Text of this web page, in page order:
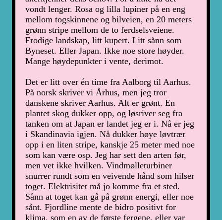
vondt lenger. Rosa og lilla lupiner på en eng
mellom togskinnene og bilveien, en 20 meters
grønn stripe mellom de to ferdselsveiene.
Frodige landskap, litt kupert. Litt sånn som
Byneset. Eller Japan. Ikke noe store høyder.
Mange høydepunkter i vente, derimot.
Det er litt over én time fra Aalborg til Aarhus.
På norsk skriver vi Århus, men jeg tror
danskene skriver Aarhus. Alt er grønt. En
plantet skog dukker opp, og løsriver seg fra
tanken om at Japan er landet jeg er i. Nå er jeg
i Skandinavia igjen. Nå dukker høye løvtrær
opp i en liten stripe, kanskje 25 meter med noe
som kan være osp. Jeg har sett den arten før,
men vet ikke hvilken. Vindmølleturbiner
snurrer rundt som en veivende hånd som hilser
toget. Elektrisitet må jo komme fra et sted.
Sånn at toget kan gå på grønn energi, eller noe
sånt. Fjordline mente de bidro positivt for
klima, som en av de første fergene, eller var